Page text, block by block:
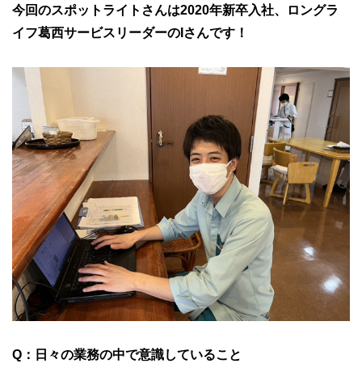
今回のスポットライトさんは2020年新卒入社、ロングラ
イフ葛西サービスリーダーのIさんです！
Q：日々の業務の中で意識していること